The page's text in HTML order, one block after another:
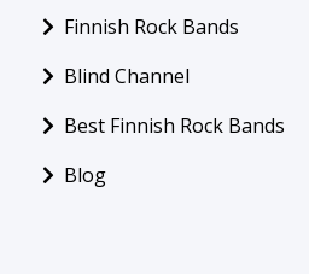
Finnish Rock Bands
Blind Channel
Best Finnish Rock Bands
Blog